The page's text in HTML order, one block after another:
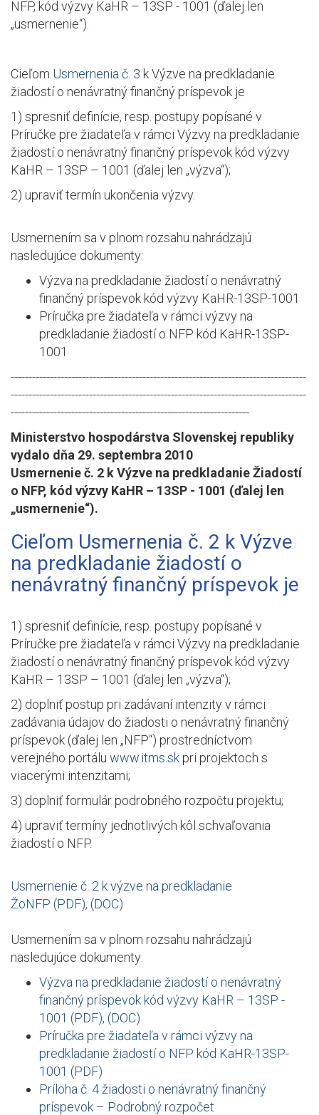
NFP, kód výzvy KaHR – 13SP - 1001 (ďalej len
„usmernenie“).
Cieľom Usmernenia č. 3 k Výzve na predkladanie
žiadostí o nenávratný finančný príspevok je
1) spresniť definície, resp. postupy popísané v
Príručke pre žiadateľa v rámci Výzvy na predkladanie
žiadostí o nenávratný finančný príspevok kód výzvy
KaHR – 13SP – 1001 (ďalej len „výzva“);
2) upraviť termín ukončenia výzvy.
Usmernením sa v plnom rozsahu nahrádzajú
nasledujúce dokumenty:
Výzva na predkladanie žiadostí o nenávratný
finančný príspevok kód výzvy KaHR-13SP-1001
Príručka pre žiadateľa v rámci výzvy na
predkladanie žiadostí o NFP kód KaHR-13SP-
1001
-----------------------------------------------------------------------------------
-----------------------------------------------------------------------------------
-------------------------------------------------------------------
Ministerstvo hospodárstva Slovenskej republiky
vydalo dňa 29. septembra 2010
Usmernenie č. 2 k Výzve na predkladanie Žiadostí
o NFP, kód výzvy KaHR – 13SP - 1001 (ďalej len
„usmernenie“).
Cieľom Usmernenia č. 2 k Výzve
na predkladanie žiadostí o
nenávratný finančný príspevok je
1) spresniť definície, resp. postupy popísané v
Príručke pre žiadateľa v rámci Výzvy na predkladanie
žiadostí o nenávratný finančný príspevok kód výzvy
KaHR – 13SP – 1001 (ďalej len „výzva“);
2) doplniť postup pri zadávaní intenzity v rámci
zadávania údajov do žiadosti o nenávratný finančný
príspevok (ďalej len „NFP“) prostredníctvom
verejného portálu www.itms.sk pri projektoch s
viacerými intenzitami;
3) doplniť formulár podrobného rozpočtu projektu;
4) upraviť termíny jednotlivých kôl schvaľovania
žiadostí o NFP.
Usmernenie č. 2 k výzve na predkladanie
ŽoNFP (PDF), (DOC)
Usmernením sa v plnom rozsahu nahrádzajú
nasledujúce dokumenty:
Výzva na predkladanie žiadostí o nenávratný
finančný príspevok kód výzvy KaHR – 13SP -
1001 (PDF), (DOC)
Príručka pre žiadateľa v rámci výzvy na
predkladanie žiadostí o NFP kód KaHR-13SP-
1001 (PDF)
Príloha č. 4 žiadosti o nenávratný finančný
príspevok – Podrobný rozpočet